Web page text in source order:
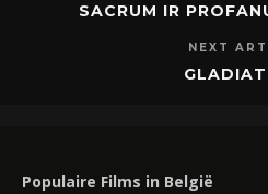
SACRUM IR
NEXT
Populaire Films in België